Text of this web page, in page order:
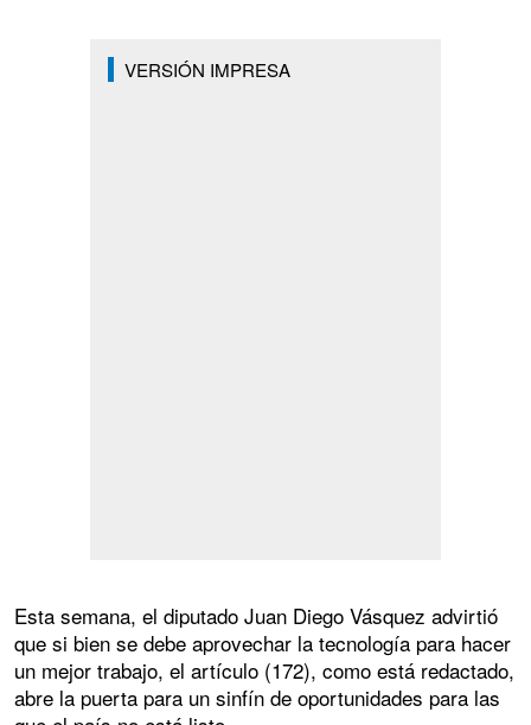
VERSIÓN IMPRESA
Esta semana, el diputado Juan Diego Vásquez advirtió
que si bien se debe aprovechar la tecnología para hacer
un mejor trabajo, el artículo (172), como está redactado,
abre la puerta para un sinfín de oportunidades para las